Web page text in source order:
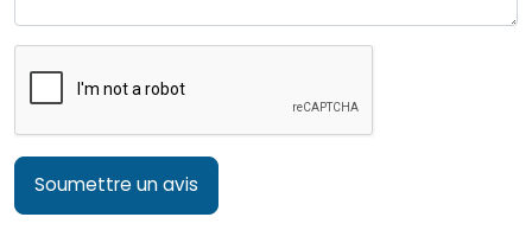
Soumettre un avis